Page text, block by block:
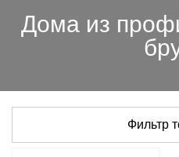
Дома из
Фильтр